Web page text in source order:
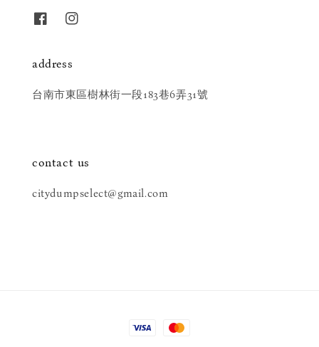
address
台南市東區樹林街一段183巷6弄31號
contact us
citydumpselect@gmail.com